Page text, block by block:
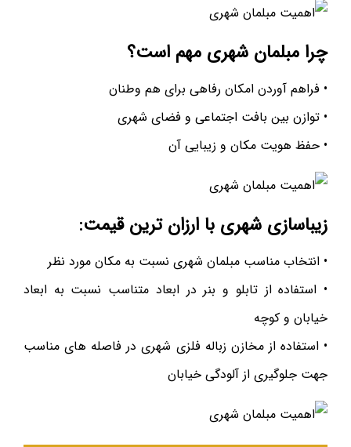
چرا مبلمان شهری مهم است؟
• فراهم آوردن امکان رفاهی برای هم وطنان
• توازن بین بافت اجتماعی و فضای شهری
• حفظ هویت مکان و زیبایی آن
زیباسازی شهری با ارزان ترین قیمت:
• انتخاب مناسب مبلمان شهری نسبت به مکان مورد نظر
• استفاده از تابلو و بنر در ابعاد متناسب نسبت به ابعاد
خیابان و کوچه
• استفاده از مخازن زباله فلزی شهری در فاصله های مناسب
جهت جلوگیری از آلودگی خیابان